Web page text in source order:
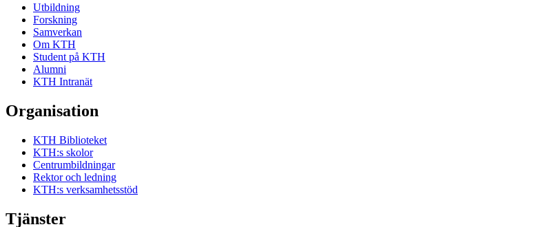
Utbildning
Forskning
Samverkan
Om KTH
Student på KTH
Alumni
KTH Intranät
Organisation
KTH Biblioteket
KTH:s skolor
Centrumbildningar
Rektor och ledning
KTH:s verksamhetsstöd
Tjänster